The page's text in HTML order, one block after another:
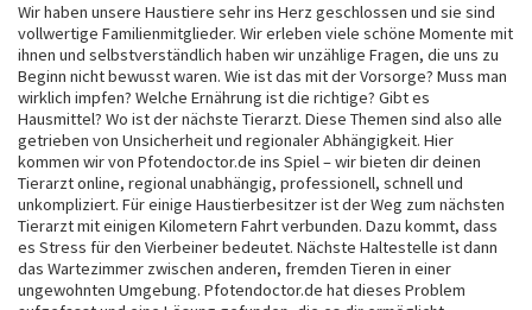
Wir haben unsere Haustiere sehr ins Herz geschlossen und sie sind
vollwertige Familienmitglieder. Wir erleben viele schöne Momente mit
ihnen und selbstverständlich haben wir unzählige Fragen, die uns zu
Beginn nicht bewusst waren. Wie ist das mit der Vorsorge? Muss man
wirklich impfen? Welche Ernährung ist die richtige? Gibt es
Hausmittel? Wo ist der nächste Tierarzt. Diese Themen sind also alle
getrieben von Unsicherheit und regionaler Abhängigkeit. Hier
kommen wir von Pfotendoctor.de ins Spiel – wir bieten dir deinen
Tierarzt online, regional unabhängig, professionell, schnell und
unkompliziert. Für einige Haustierbesitzer ist der Weg zum nächsten
Tierarzt mit einigen Kilometern Fahrt verbunden. Dazu kommt, dass
es Stress für den Vierbeiner bedeutet. Nächste Haltestelle ist dann
das Wartezimmer zwischen anderen, fremden Tieren in einer
ungewohnten Umgebung. Pfotendoctor.de hat dieses Problem